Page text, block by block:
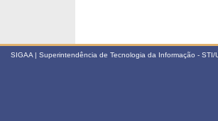
SIGAA | Superintendência de Tecnologia da Informação -